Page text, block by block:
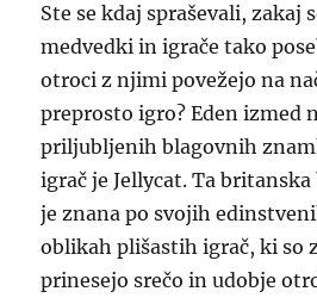
Ste se kdaj spraševali, zakaj
medvedki in igrače tako
otroci z njimi povežejo na
preprosto igro? Eden izmed
priljubljenih blagovnih
igrač je Jellycat. Ta
je znana po svojih
oblikah plišastih igrač, ki so
prinesejo srečo in udobje